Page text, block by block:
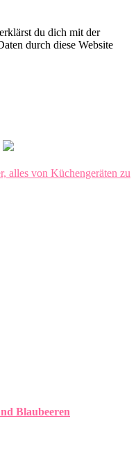
du dich mit der
durch diese Website
alles von Küchengeräten zu
Blaubeeren